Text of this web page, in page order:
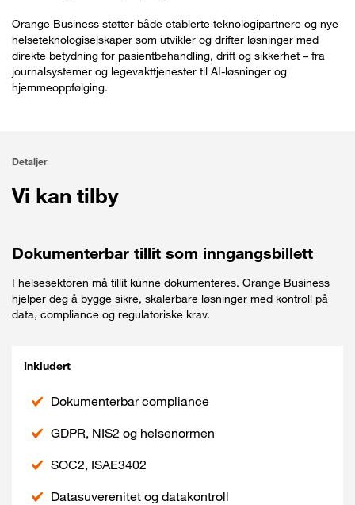
Orange Business støtter både etablerte teknologipartnere og nye
helseteknologiselskaper som utvikler og drifter løsninger med
direkte betydning for pasientbehandling, drift og sikkerhet – fra
journalsystemer og legevakttjenester til AI-løsninger og
hjemmeoppfølging.
Detaljer
Vi kan tilby
Dokumenterbar tillit som inngangsbillett
I helsesektoren må tillit kunne dokumenteres. Orange Business
hjelper deg å bygge sikre, skalerbare løsninger med kontroll på
data, compliance og regulatoriske krav.
Inkludert
Dokumenterbar compliance
GDPR, NIS2 og helsenormen
SOC2, ISAE3402
Datasuverenitet og datakontroll